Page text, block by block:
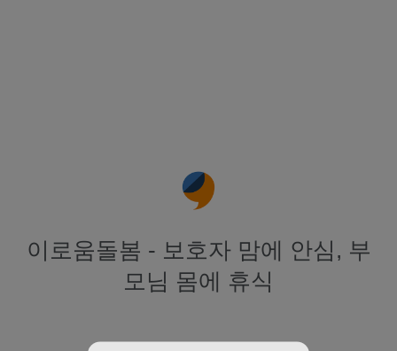
이로움돌봄 - 보호자 맘에 안심, 부
모님 몸에 휴식